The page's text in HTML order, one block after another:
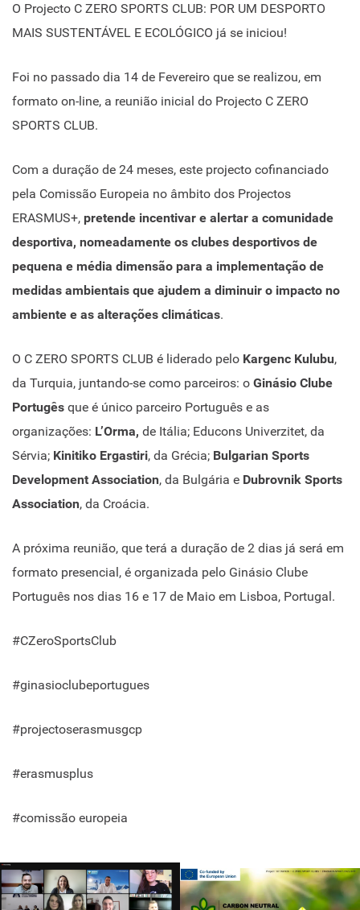
O Projecto C ZERO SPORTS CLUB: POR UM DESPORTO
MAIS SUSTENTÁVEL E ECOLÓGICO já se iniciou!
Foi no passado dia 14 de Fevereiro que se realizou, em
formato on-line, a reunião inicial do Projecto C ZERO
SPORTS CLUB.
Com a duração de 24 meses, este projecto cofinanciado
pela Comissão Europeia no âmbito dos Projectos
ERASMUS+, pretende incentivar e alertar a comunidade
desportiva, nomeadamente os clubes desportivos de
pequena e média dimensão para a implementação de
medidas ambientais que ajudem a diminuir o impacto no
ambiente e as alterações climáticas.
O C ZERO SPORTS CLUB é liderado pelo Kargenc Kulubu,
da Turquia, juntando-se como parceiros: o Ginásio Clube
Portugês que é único parceiro Português e as
organizações: L’Orma, de Itália; Educons Univerzitet, da
Sérvia; Kinitiko Ergastiri, da Grécia; Bulgarian Sports
Development Association, da Bulgária e Dubrovnik Sports
Association, da Croácia.
A próxima reunião, que terá a duração de 2 dias já será em
formato presencial, é organizada pelo Ginásio Clube
Português nos dias 16 e 17 de Maio em Lisboa, Portugal.
#CZeroSportsClub
#ginasioclubeportugues
#projectoserasmusgcp
#erasmusplus
#comissão europeia